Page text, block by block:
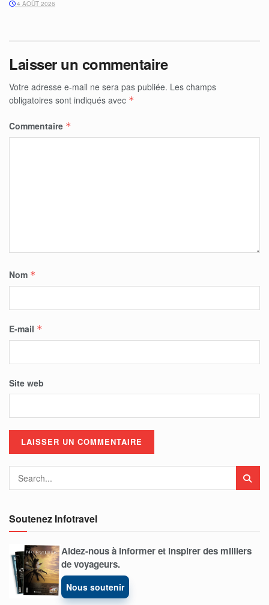
4 AOÛT 2026
Laisser un commentaire
Votre adresse e-mail ne sera pas publiée. Les champs
obligatoires sont indiqués avec *
Commentaire *
Nom *
E-mail *
Site web
Soutenez Infotravel
Aidez-nous à informer et inspirer des milliers
de voyageurs.
Nous soutenir